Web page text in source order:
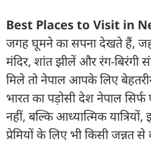
Best Places to Visit in
जगह घूमने का सपना देखते हैं,
मंदिर, शांत झीलें और रंग-
मिले तो नेपाल आपके लिए
भारत का पड़ोसी देश नेपाल
नहीं, बल्कि आध्यात्मिक यात्रियों,
प्रेमियों के लिए भी किसी जन्नत